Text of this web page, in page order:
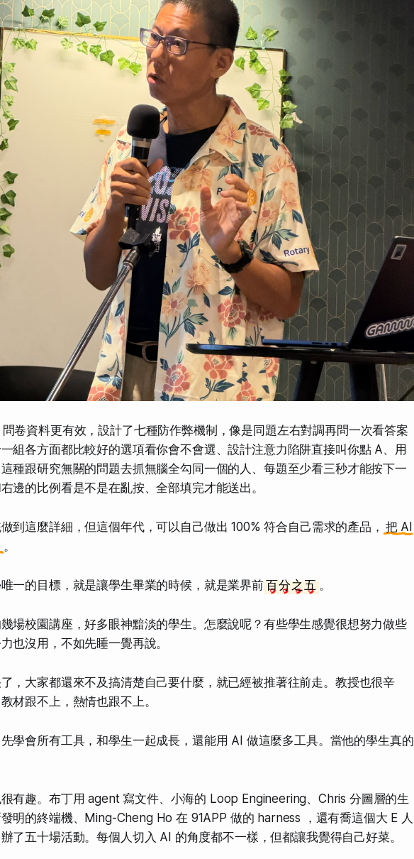
卷資料更有效，設計了七種防作弊機制，像是同題左右對調再問一次看答案
組各方面都比較好的選項看你會不會選、設計注意力陷阱直接叫你點 A、用
這種跟研究無關的問題去抓無腦全勾同一個的人、每題至少看三秒才能按下一
邊的比例看是不是在亂按、全部填完才能送出。
到這麼詳細，但這個年代，可以自己做出 100% 符合自己需求的產品， 把 AI
。
一的目標，就是讓學生畢業的時候，就是業界前百分之五。
場校園講座，好多眼神黯淡的學生。怎麼說呢？有些學生感覺很想努力做些
也沒用，不如先睡一覺再說。
，大家都還來不及搞清楚自己要什麼，就已經被推著往前走。教授也很辛
材跟不上，熱情也跟不上。
學會所有工具，和學生一起成長，還能用 AI 做這麼多工具。當他的學生真的
有趣。布丁用 agent 寫文件、小海的 Loop Engineering、Chris 分圖層的生
明的終端機、Ming-Cheng Ho 在 91APP 做的 harness ，還有喬這個大 E 人
了五十場活動。每個人切入 AI 的角度都不一樣，但都讓我覺得自己好菜。